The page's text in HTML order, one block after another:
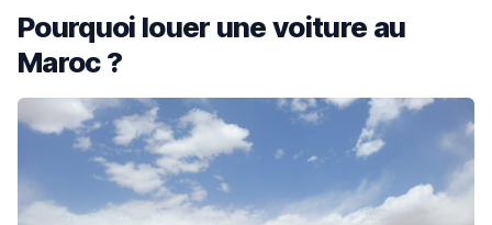
Pourquoi louer une voiture au
Maroc ?